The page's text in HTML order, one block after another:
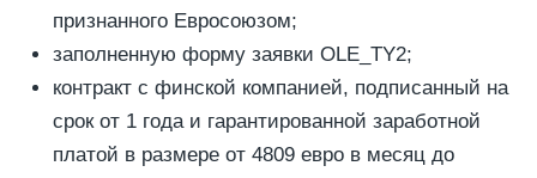
признанного Евросоюзом;
заполненную форму заявки OLE_TY2;
контракт с финской компанией, подписанный на
срок от 1 года и гарантированной заработной
платой в размере от 4809 евро в месяц до